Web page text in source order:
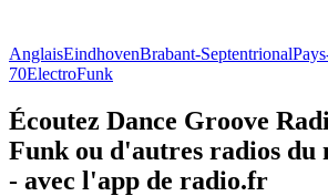
AnglaisEindhovenBrabant-Septentrional
70ElectroFunk
Écoutez Dance Groove
Funk ou d'autres radios du
- avec l'app de radio.fr